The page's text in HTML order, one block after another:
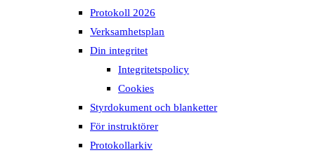
Protokoll 2026
Verksamhetsplan
Din integritet
Integritetspolicy
Cookies
Styrdokument och blanketter
För instruktörer
Protokollarkiv